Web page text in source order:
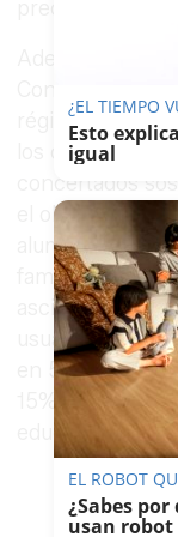
Además de
Consejería ha
régimen de
los comedores
concertados
el objetivo de
alumnos en el
familiar. La
asciende a
usuario de
en 5,5 euros,
15% en el
educación
¿EL TIEMPO
Esto
igual
EL ROBOT
¿Sabes
usan robot